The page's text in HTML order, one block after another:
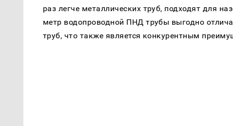
раз легче металлических труб, подходят для
метр водопроводной ПНД трубы выгодно
труб, что также является конкурентным